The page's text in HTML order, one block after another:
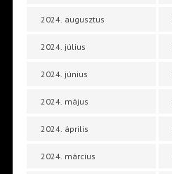
2024. augusztus
2024. július
2024. június
2024. május
2024. április
2024. március